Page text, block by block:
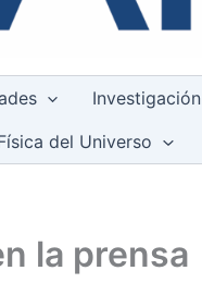
Investigación
del Universo
la prensa